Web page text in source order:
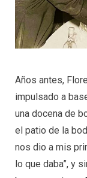
Años antes,
impulsado a
una docena de
el patio de la
nos dio a mis
lo que daba”, y